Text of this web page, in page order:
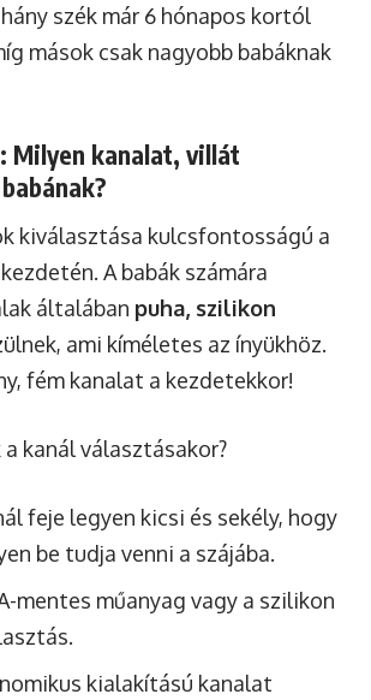
szék már 6 hónapos kortól
mások csak nagyobb babáknak
Milyen kanalat, villát
kiválasztása kulcsfontosságú a
A babák számára
általában puha, szilikon
ami kíméletes az ínyükhöz.
fém kanalat a kezdetekkor!
kanál választásakor?
feje legyen kicsi és sekély, hogy
be tudja venni a szájába.
mentes műanyag vagy a szilikon
kialakítású kanalat